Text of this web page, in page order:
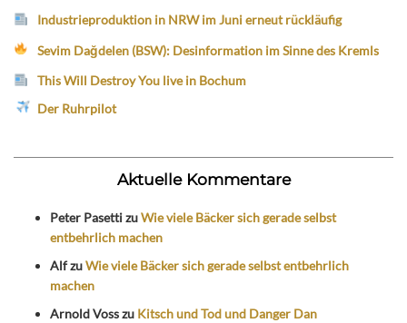
Industrieproduktion in NRW im Juni erneut rückläufig
Sevim Dağdelen (BSW): Desinformation im Sinne des Kremls
This Will Destroy You live in Bochum
Der Ruhrpilot
Aktuelle Kommentare
Peter PasettizuWie viele Bäcker sich gerade selbst
entbehrlich machen
AlfzuWie viele Bäcker sich gerade selbst entbehrlich
machen
Arnold Vosszu Kitsch und Tod und Danger Dan